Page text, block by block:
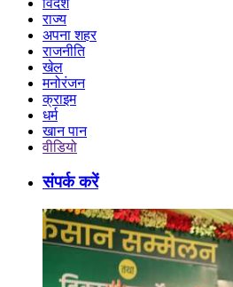
विदेश
राज्य
अपना शहर
राजनीति
खेल
मनोरंजन
क्राइम
धर्म
खान पान
वीडियो
संपर्क करें